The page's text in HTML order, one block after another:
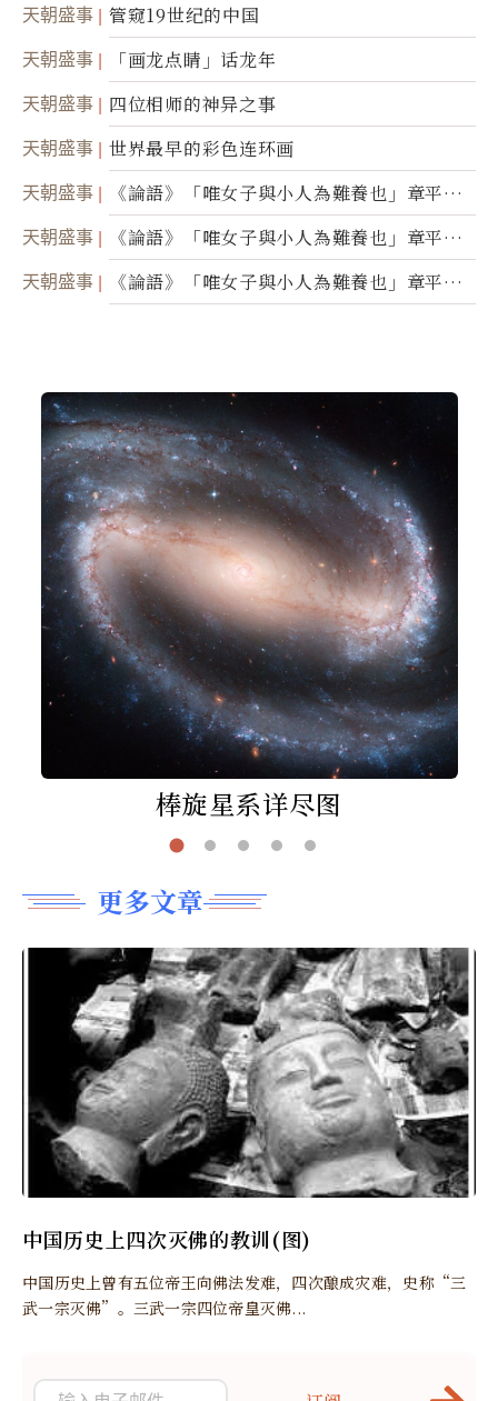
天朝盛事 管窥19世纪的中国
天朝盛事 「画龙点睛」话龙年
天朝盛事 四位相师的神异之事
天朝盛事 世界最早的彩色连环画
天朝盛事
《論語》「唯女子與小人為難養也」章平議
（三）
天朝盛事
《論語》「唯女子與小人為難養也」章平議
（二）
天朝盛事
《論語》「唯女子與小人為難養也」章平議
（一）
棒旋星系详尽图
更多文章
中国历史上四次灭佛的教训(图)
中国历史上曾有五位帝王向佛法发难，四次酿成灾难，史称“三
武一宗灭佛”。三武一宗四位帝皇灭佛...